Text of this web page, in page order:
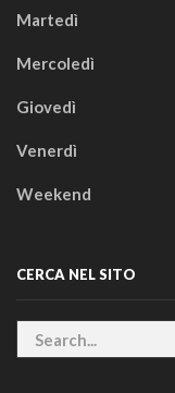
Martedì
Mercoledì
Giovedì
Venerdì
Weekend
CERCA NEL SITO